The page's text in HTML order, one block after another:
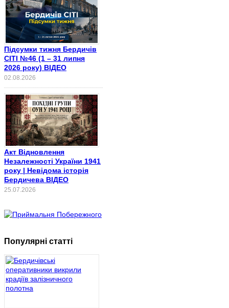
Підсумки тижня Бердичів
СІТІ №46 (1 – 31 липня
2026 року) ВІДЕО
02.08.2026
Акт Відновлення
Незалежності України 1941
року | Невідома історія
Бердичева ВІДЕО
25.07.2026
Популярні статті